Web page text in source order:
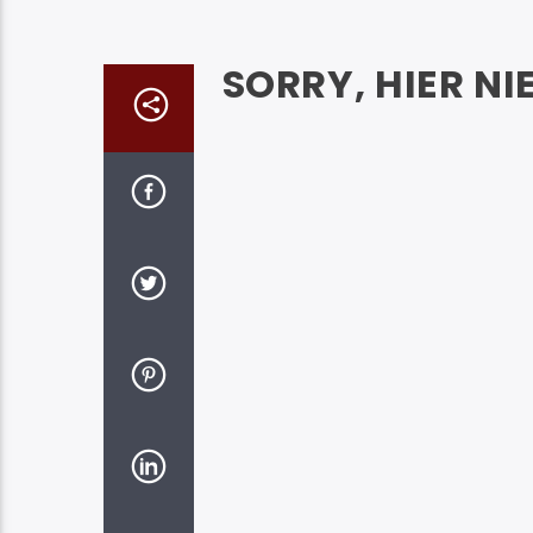
SORRY, HIER